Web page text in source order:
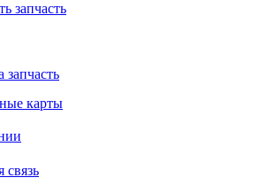
запчасть
запчасть
карты
связь